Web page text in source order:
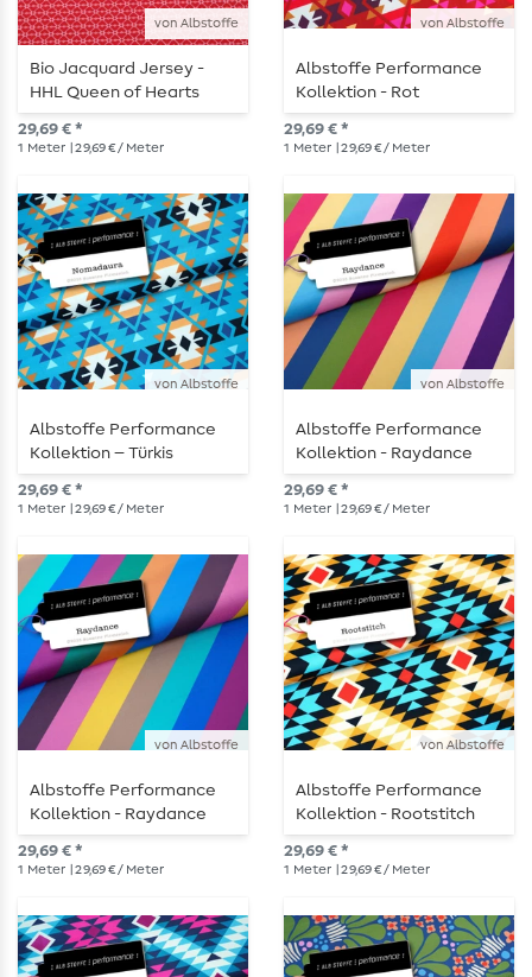
von Albstoffe
Bio Jacquard Jersey -
HHL Queen of Hearts
Cherry Heart Knit Rot
29,69 € *
1 Meter | 29,69 € / Meter
von Albstoffe
Albstoffe Performance
Kollektion - Rot
29,69 € *
1 Meter | 29,69 € / Meter
von Albstoffe
Albstoffe Performance
Kollektion – Türkis
29,69 € *
1 Meter | 29,69 € / Meter
von Albstoffe
Albstoffe Performance
Kollektion - Raydance
Multicolor Col. 2
29,69 € *
1 Meter | 29,69 € / Meter
von Albstoffe
Albstoffe Performance
Kollektion - Raydance
Multicolor Col.1
29,69 € *
1 Meter | 29,69 € / Meter
von Albstoffe
Albstoffe Performance
Kollektion - Rootstitch
Curry
29,69 € *
1 Meter | 29,69 € / Meter